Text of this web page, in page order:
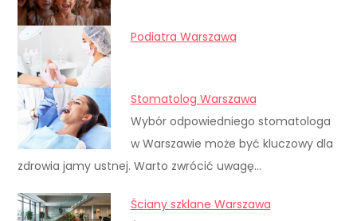
Podiatra Warszawa
Stomatolog Warszawa
Wybór odpowiedniego stomatologa
w Warszawie może być kluczowy dla
zdrowia jamy ustnej. Warto zwrócić uwagę…
Ściany szklane Warszawa